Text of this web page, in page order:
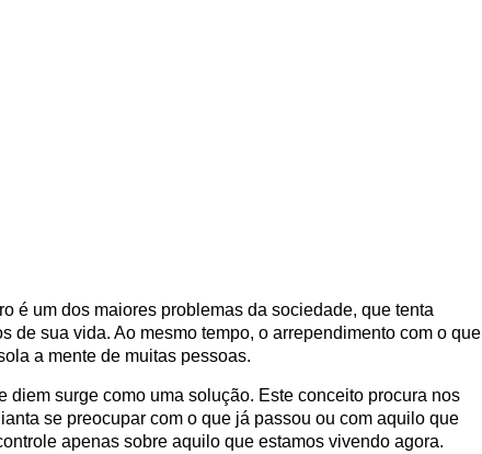
é um dos maiores problemas da sociedade, que tenta
de sua vida. Ao mesmo tempo, o arrependimento com o que
a mente de muitas pessoas.
diem surge como uma solução. Este conceito procura nos
se preocupar com o que já passou ou com aquilo que
apenas sobre aquilo que estamos vivendo agora.